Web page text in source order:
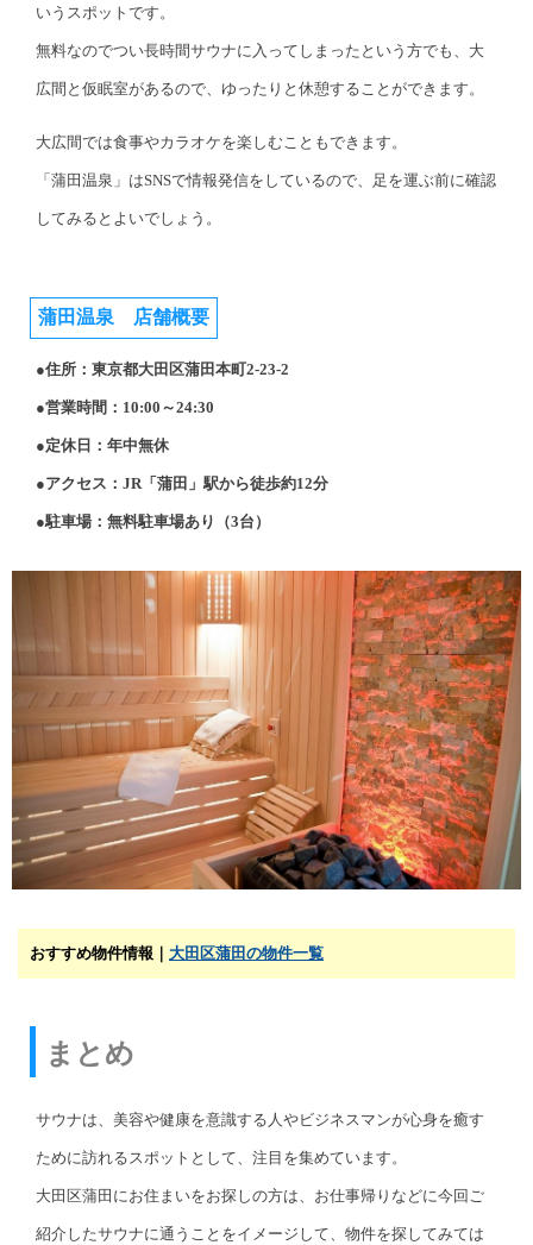
いうスポットです。
無料なのでつい長時間サウナに入ってしまったという方でも、 大
広間と仮眠室があるので、 ゆったりと休憩することができま す。
大広間では食事やカラオケを楽しむこともできます。
「蒲田温泉」はSNSで情報発信をしているので、足を運ぶ前に確認
してみるとよいでしょう。
蒲田温泉 店舗概要
●住所：東京都大田区蒲田本町2-23-2
●営業時間：10:00～24:30
●定休日：年中無休
●アクセス：JR「蒲田」駅から徒歩約12分
●駐車場：無料駐車場あり（3台）
おすすめ物件情報｜ 大田区蒲田の物件一覧
まとめ
サウナは、美容や健康を意識する人やビジネスマンが心身を癒す
ために訪れるスポットとして、注目を集めています。
大田区蒲田にお住まいをお探しの方は、お仕事帰りなどに今回ご
紹介したサウナに通うことをイメージして、物件を探してみては